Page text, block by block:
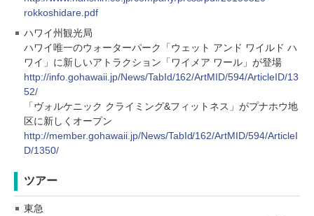
rokkoshidare.pdf
ハワイ州観光局
ハワイ唯一のウォーターパーク「ウェット アンド ワイルド ハ
ワイ」に新しいアトラクション「ワイメア ワール」が登場
http://info.gohawaii.jp/News/TabId/162/ArtMID/594/ArticleID/13
52/
「ヴォルケニック クライミング&フィットネス」がプナホウ地
区に新しくオープン
http://member.gohawaii.jp/News/TabId/162/ArtMID/594/ArticleI
D/1350/
ツアー
東急